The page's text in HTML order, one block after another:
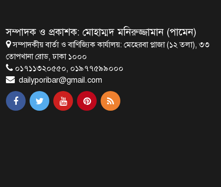
জাতীয়তাবাদ, জুলাই ও ভবিষ্যতের
বাংলাদেশ
ব্রাক্ষণবাড়িয়ায় বইপড়া কর্মসূচীর
শুভসূচনা
সম্পাদক ও প্রকাশক: মোহাম্মদ মনিরুজ্জামান (পামেন)
সম্পাদকীয় বার্তা ও বাণিজ্যিক কার্যালয়: মেহেরবা প্লাজা (১২ তলা), ৩৩
তোপখানা রোড, ঢাকা ১০০০
০১৭১১৩২০৫৫০, ০১৯৭৭৫৯৯০০০
dailyporibar@gmail.com